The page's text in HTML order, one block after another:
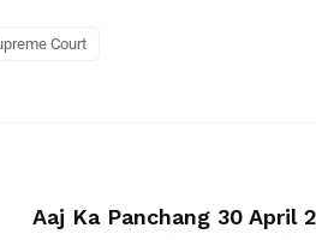
Court
Aaj Ka Panchang 30 April